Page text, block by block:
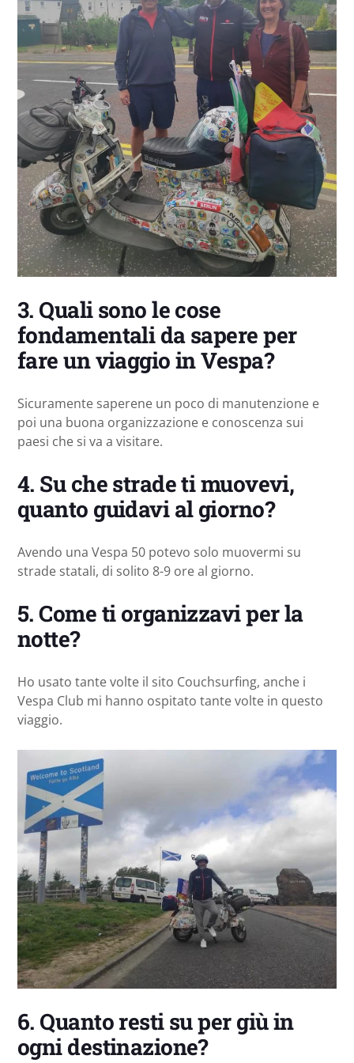
3. Quali sono le cose
fondamentali da sapere per
fare un viaggio in Vespa?
Sicuramente saperene un poco di manutenzione e
poi una buona organizzazione e conoscenza sui
paesi che si va a visitare.
4. Su che strade ti muovevi,
quanto guidavi al giorno?
Avendo una Vespa 50 potevo solo muovermi su
strade statali, di solito 8-9 ore al giorno.
5. Come ti organizzavi per la
notte?
Ho usato tante volte il sito Couchsurfing, anche i
Vespa Club mi hanno ospitato tante volte in questo
viaggio.
6. Quanto resti su per giù in
ogni destinazione?